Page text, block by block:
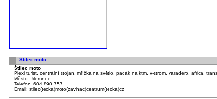
Štilec moto
Štilec moto
Plexi turist. centrální stojan, mřížka na světlo, padák na ktm, v-strom, varadero, africa,
Město: Jilemnice
Telefon: 604 890 757
Email: stilec(tecka)moto(zavinac)centrum(tecka)cz